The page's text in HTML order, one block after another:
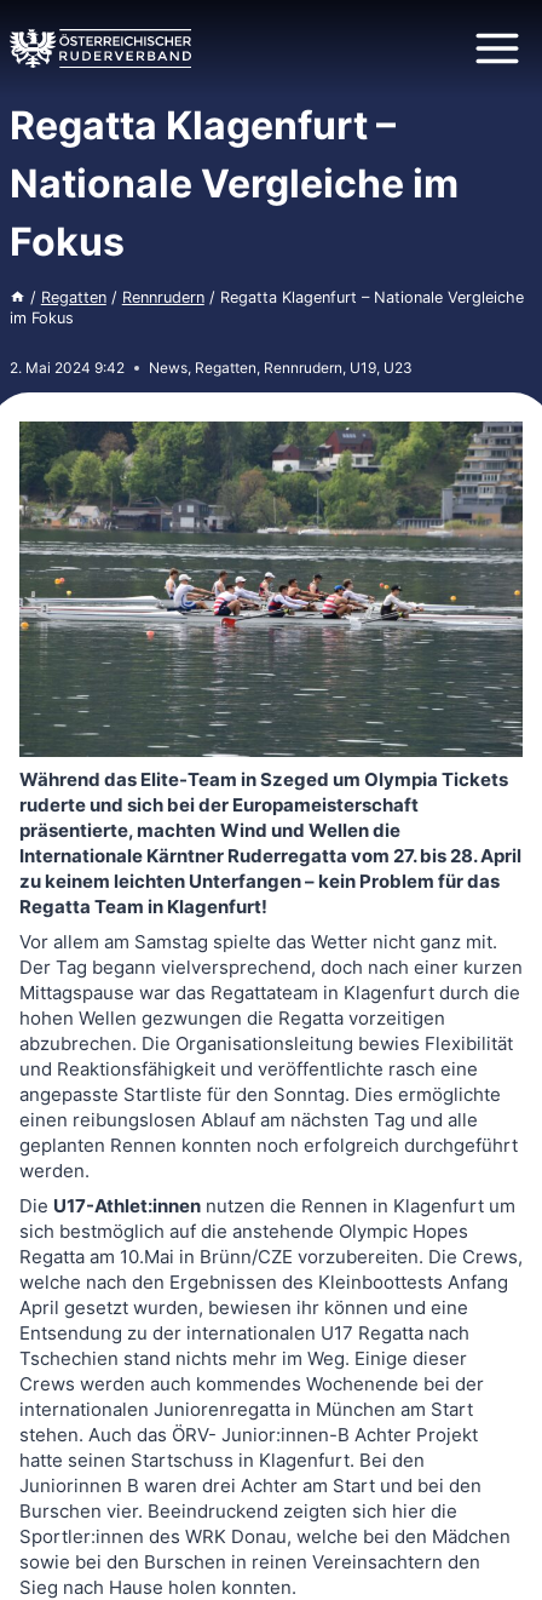
Inhalt
springen
Regatta Klagenfurt –
Nationale Vergleiche im
Fokus
/ Regatten / Rennrudern / Regatta Klagenfurt – Nationale Vergleiche
im Fokus
2. Mai 2024 9:42 News, Regatten, Rennrudern, U19, U23
Während das Elite-Team in Szeged um Olympia Tickets
ruderte und sich bei der Europameisterschaft
präsentierte, machten Wind und Wellen die
Internationale Kärntner Ruderregatta vom 27. bis 28. April
zu keinem leichten Unterfangen – kein Problem für das
Regatta Team in Klagenfurt!
Vor allem am Samstag spielte das Wetter nicht ganz mit.
Der Tag begann vielversprechend, doch nach einer kurzen
Mittagspause war das Regattateam in Klagenfurt durch die
hohen Wellen gezwungen die Regatta vorzeitigen
abzubrechen. Die Organisationsleitung bewies Flexibilität
und Reaktionsfähigkeit und veröffentlichte rasch eine
angepasste Startliste für den Sonntag. Dies ermöglichte
einen reibungslosen Ablauf am nächsten Tag und alle
geplanten Rennen konnten noch erfolgreich durchgeführt
werden.
Die U17-Athlet:innen nutzen die Rennen in Klagenfurt um
sich bestmöglich auf die anstehende Olympic Hopes
Regatta am 10.Mai in Brünn/CZE vorzubereiten. Die Crews,
welche nach den Ergebnissen des Kleinboottests Anfang
April gesetzt wurden, bewiesen ihr können und eine
Entsendung zu der internationalen U17 Regatta nach
Tschechien stand nichts mehr im Weg. Einige dieser
Crews werden auch kommendes Wochenende bei der
internationalen Juniorenregatta in München am Start
stehen. Auch das ÖRV- Junior:innen-B Achter Projekt
hatte seinen Startschuss in Klagenfurt. Bei den
Juniorinnen B waren drei Achter am Start und bei den
Burschen vier. Beeindruckend zeigten sich hier die
Sportler:innen des WRK Donau, welche bei den Mädchen
sowie bei den Burschen in reinen Vereinsachtern den
Sieg nach Hause holen konnten.